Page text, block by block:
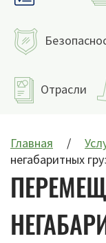
Отрасли
Главная
негабаритных